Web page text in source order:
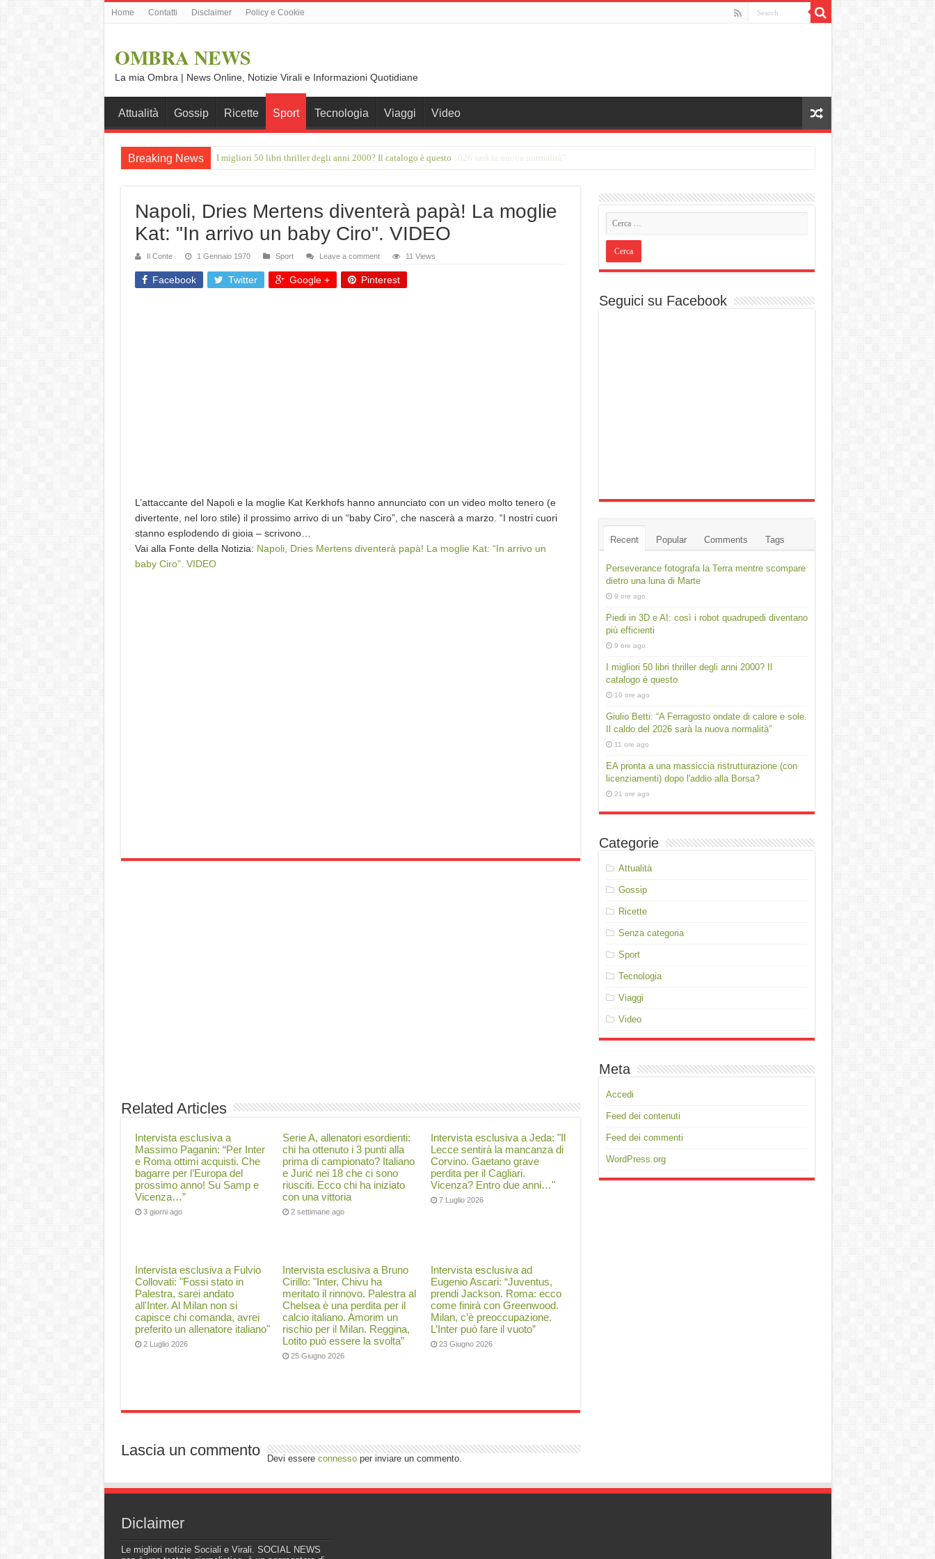
Home Contatti Disclaimer Policy e Cookie
OMBRA NEWS
La mia Ombra | News Online, Notizie Virali e Informazioni Quotidiane
Attualità Gossip Ricette Sport Tecnologia Viaggi Video
Breaking News I migliori 50 libri thriller degli anni 2000? Il catalogo è questo
Giulio Betti: “A Ferragosto ondate di calore e sole. Il caldo del 2026 sarà la nuova normalità”
Napoli, Dries Mertens diventerà papà! La moglie
Kat: "In arrivo un baby Ciro". VIDEO
Il Conte 1 Gennaio 1970 Sport Leave a comment 11 Views
Facebook Twitter Google + Pinterest
L’attaccante del Napoli e la moglie Kat Kerkhofs hanno annunciato con un video molto tenero (e
divertente, nel loro stile) il prossimo arrivo di un “baby Ciro”, che nascerà a marzo. “I nostri cuori
stanno esplodendo di gioia – scrivono…
Vai alla Fonte della Notizia: Napoli, Dries Mertens diventerà papà! La moglie Kat: “In arrivo un
baby Ciro”. VIDEO
Related Articles
Intervista esclusiva a
Massimo Paganin: “Per Inter
e Roma ottimi acquisti. Che
bagarre per l’Europa del
prossimo anno! Su Samp e
Vicenza…”
3 giorni ago
Serie A, allenatori esordienti:
chi ha ottenuto i 3 punti alla
prima di campionato? Italiano
e Jurić nei 18 che ci sono
riusciti. Ecco chi ha iniziato
con una vittoria
2 settimane ago
Intervista esclusiva a Jeda: "Il
Lecce sentirà la mancanza di
Corvino. Gaetano grave
perdita per il Cagliari.
Vicenza? Entro due anni…"
7 Luglio 2026
Intervista esclusiva a Fulvio
Collovati: "Fossi stato in
Palestra, sarei andato
all'Inter. Al Milan non si
capisce chi comanda, avrei
preferito un allenatore italiano"
2 Luglio 2026
Intervista esclusiva a Bruno
Cirillo: "Inter, Chivu ha
meritato il rinnovo. Palestra al
Chelsea è una perdita per il
calcio italiano. Amorim un
rischio per il Milan. Reggina,
Lotito può essere la svolta”
25 Giugno 2026
Intervista esclusiva ad
Eugenio Ascari: “Juventus,
prendi Jackson. Roma: ecco
come finirà con Greenwood.
Milan, c’è preoccupazione.
L’Inter può fare il vuoto”
23 Giugno 2026
Lascia un commento Devi essere connessoper inviare un commento.
Seguici su Facebook
Recent Popular Comments Tags
Perseverance fotografa la Terra mentre scompare
dietro una luna di Marte
9 ore ago
Piedi in 3D e AI: così i robot quadrupedi diventano
più efficienti
9 ore ago
I migliori 50 libri thriller degli anni 2000? Il
catalogo è questo
10 ore ago
Giulio Betti: “A Ferragosto ondate di calore e sole.
Il caldo del 2026 sarà la nuova normalità”
11 ore ago
EA pronta a una massiccia ristrutturazione (con
licenziamenti) dopo l'addio alla Borsa?
21 ore ago
Categorie
Attualità
Gossip
Ricette
Senza categoria
Sport
Tecnologia
Viaggi
Video
Meta
Accedi
Feed dei contenuti
Feed dei commenti
WordPress.org
Diclaimer
Le migliori notizie Sociali e Virali. SOCIAL NEWS